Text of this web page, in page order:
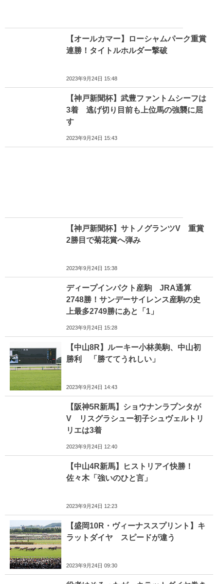
【オールカマー】ローシャムパーク重賞
連勝！タイトルホルダー撃破
2023年9月24日 15:48
【神戸新聞杯】武豊ファントムシーフは
3着 逃げ切り目前も上位馬の強襲に屈
す
2023年9月24日 15:43
【神戸新聞杯】サトノグランツV 重賞
2勝目で菊花賞へ弾み
2023年9月24日 15:38
ディープインパクト産駒 JRA通算
2748勝！サンデーサイレンス産駒の史
上最多2749勝にあと「1」
2023年9月24日 15:28
【中山8R】ルーキー小林美駒、中山初
勝利 「勝ててうれしい」
2023年9月24日 14:43
【阪神5R新馬】ショウナンラプンタが
V リスグラシュー初子シュヴェルトリ
リエは3着
2023年9月24日 12:40
【中山4R新馬】ヒストリアイ快勝！
佐々木「強いのひと言」
2023年9月24日 12:23
【盛岡10R・ヴィーナススプリント】キ
ラットダイヤ スピードが違う
2023年9月24日 09:30